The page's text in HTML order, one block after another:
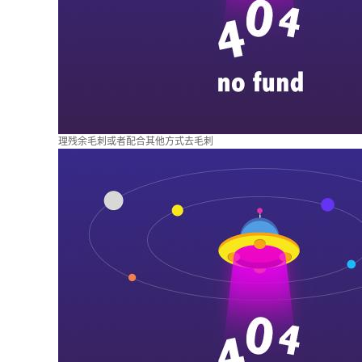
理残余毛刺或者配合其他方式去毛刺